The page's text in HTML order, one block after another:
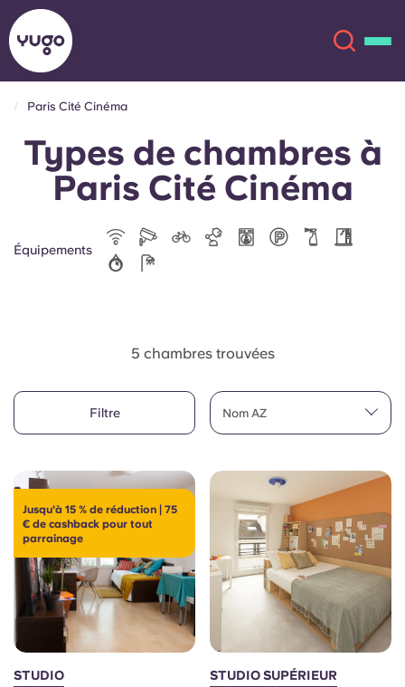
À propos
Lieux
Plus
English (GB)
Chinese
Español
Català
Deutsch
Sélectionnez un pays
Choisissez une résidence
Se connecter
Réservez maintenant
English (GB)
English (US)
Chinese Español
Paris Cité Cinéma
Types de chambres à
Paris Cité Cinéma
Équipements
5 chambres trouvées
Filtre Nom AZ
Jusqu'à 15 % de réduction | 75
€ de cashback pour tout
parrainage
STUDIO STUDIO SUPÉRIEUR